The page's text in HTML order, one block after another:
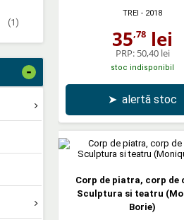
(1)
-
TREI - 2018
35,78 lei
PRP: 50,40 lei
stoc indisponibil
➤ alertă stoc
Corp de piatra, corp de
Sculptura si teatru
Borie)